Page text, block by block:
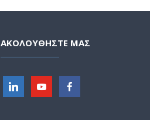
ΑΚΟΛΟΥΘΗΣΤΕ ΜΑΣ